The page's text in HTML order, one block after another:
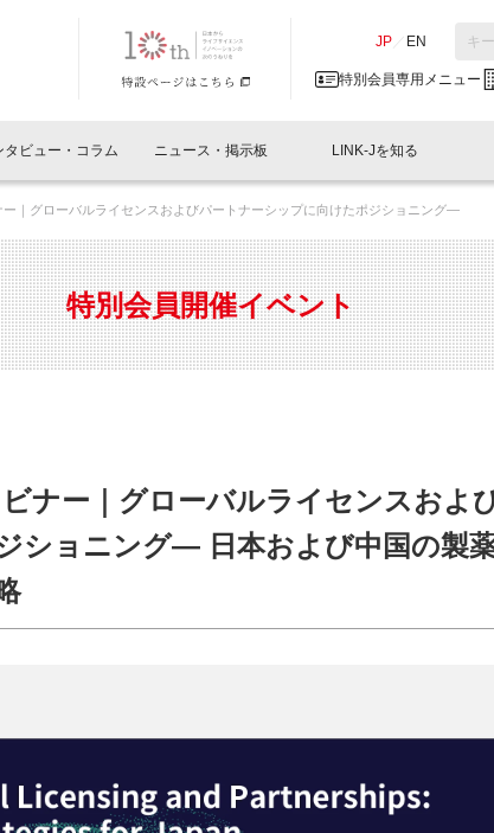
JP EN
特別会員専用メニュー
閉じる
イベントレポート一覧
LINK-J主催・共催 特
LINK-J協賛・協力 出
What's "UNIKORN"？ What's
タビュー・コラム
ベンチャーインタビュー 会報誌
サポーターコラム 日本橋
ニュース・掲示板
人と情報の交流掲示板一覧
会員プレスリリース ニ
募集 イ
LINK-Jを知る
Why in Nihonbashi What’s
サポーター紹介 事業内
パンフレット GTB日
特別会員について 入会申
オフィス・ラボ 施設ご
｜グローバルライセンスおよびパートナーシップに向けたポジショニング―
特別会員開催イベント
ナー｜グローバルライセンスおよ
ショニング― 日本および中国の製